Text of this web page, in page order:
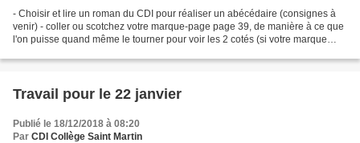
- Choisir et lire un roman du CDI pour réaliser un abécédaire (consignes à
venir) - coller ou scotchez votre marque-page page 39, de manière à ce que
l'on puisse quand même le tourner pour voir les 2 cotés (si votre marque
Travail pour le 22 janvier
Publié le 18/12/2018 à 08:20
Par CDI Collège Saint Martin